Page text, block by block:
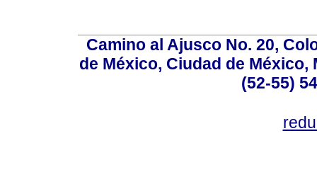
Camino al Ajusco No. 20,
de México, Ciudad de México,
(52-55)